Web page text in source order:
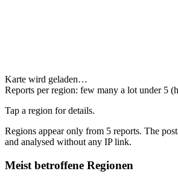
Karte wird geladen…
Reports per region: few many a lot under 5
Tap a region for details.
Regions appear only from 5 reports. The
and analysed without any IP link.
Meist betroffene Regionen